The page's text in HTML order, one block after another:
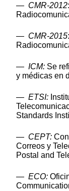
— CMR-2012
— CMR-2015
— ICM: Se
y médicas en
— ETSI:
Standards
— CEPT:
Correos y
Postal and
— ECO: